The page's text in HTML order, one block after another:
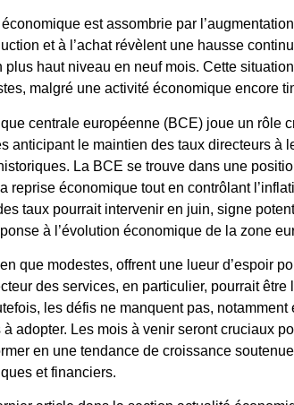
est assombrie par
et à l’achat révèlent une hausse
plus haut niveau en neuf mois. Cette
malgré une activité économique encore
centrale européenne (BCE) joue un rôle
anticipant le maintien des taux directeurs à
La BCE se trouve dans une
reprise économique tout en contrôlant
taux pourrait intervenir en juin, signe
à l’évolution économique de la zone
que modestes, offrent une lueur d’espoir
des services, en particulier, pourrait
les défis ne manquent pas,
adopter. Les mois à venir seront cruciaux
en une tendance de croissance
et financiers.